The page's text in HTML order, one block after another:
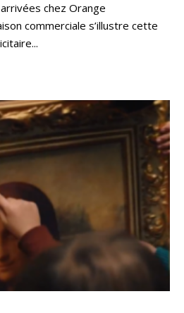
chez Orange
commerciale s’illustre cette